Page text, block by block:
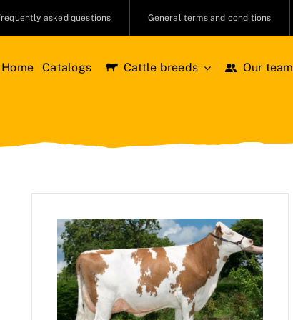
asked questions General terms and conditions
Home Catalogs Cattle breeds Our team